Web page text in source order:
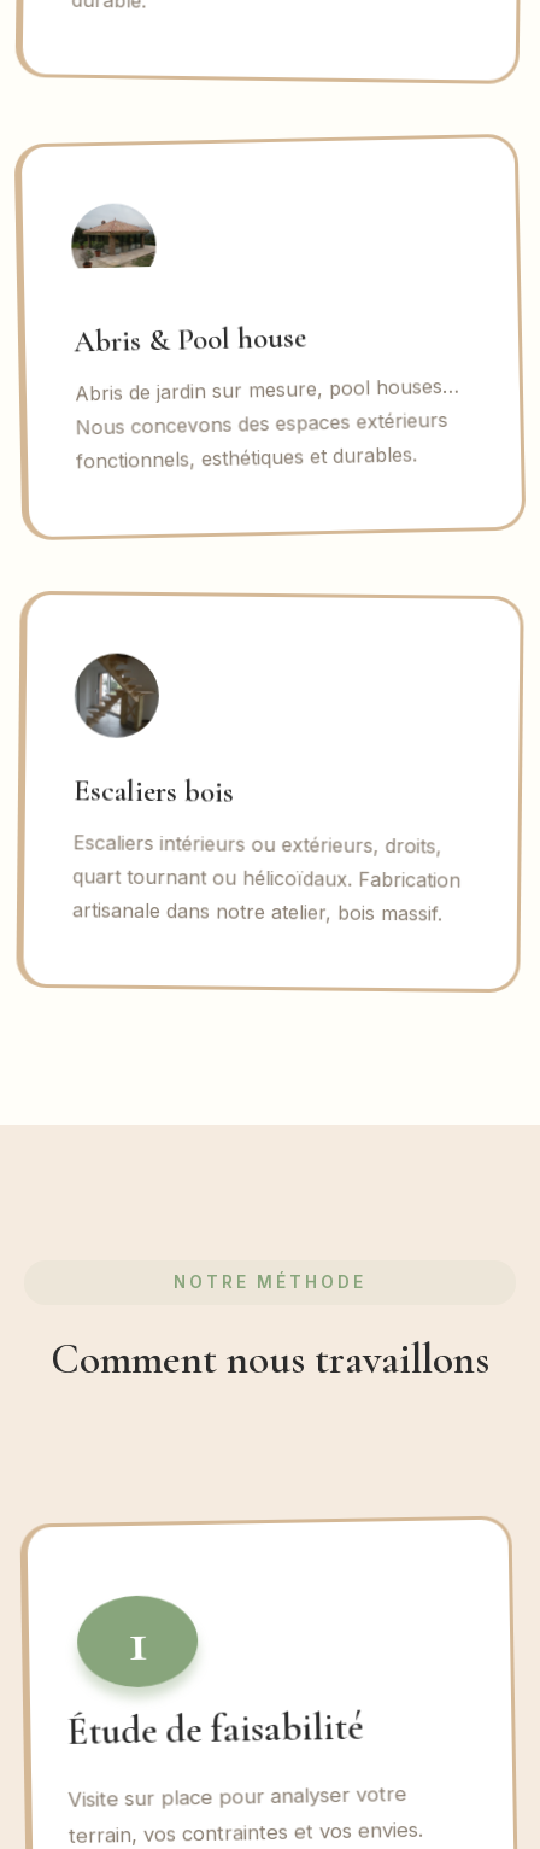
Abris & Pool house
Abris de jardin sur mesure, pool houses…
Nous concevons des espaces extérieurs
fonctionnels, esthétiques et durables.
Escaliers bois
Escaliers intérieurs ou extérieurs, droits,
quart tournant ou hélicoïdaux. Fabrication
artisanale dans notre atelier, bois massif.
NOTRE MÉTHODE
Comment nous travaillons
1
Étude de faisabilité
Visite sur place pour analyser votre
terrain, vos contraintes et vos envies.